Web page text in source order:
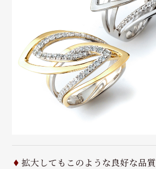
拡大してもこのような良好な品質